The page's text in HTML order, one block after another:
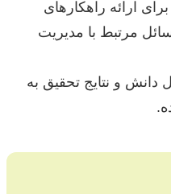
ارائه راهکارهای
مرتبط با مدیریت
دانش و نتایج تحقیق به